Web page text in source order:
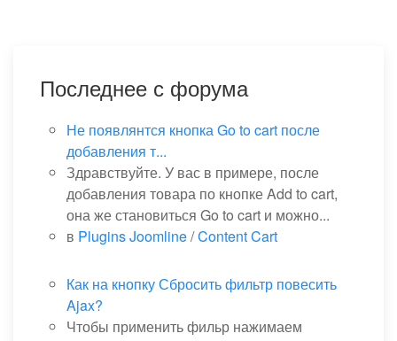
Последнее с форума
Не появлянтся кнопка Go to cart после
добавления т...
Здравствуйте. У вас в примере, после
добавления товара по кнопке Add to cart,
она же становиться Go to cart и можно...
в Plugins Joomline/Content Cart
Как на кнопку Сбросить фильтр повесить
Ajax?
Чтобы применить фильр нажимаем